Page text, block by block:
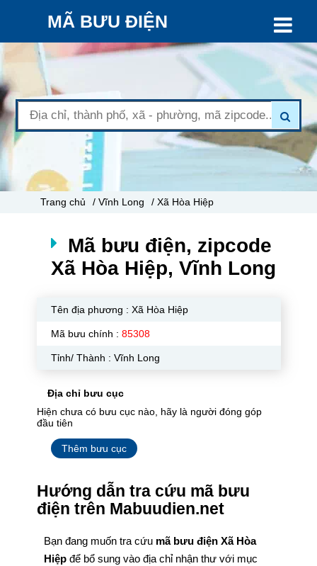
MÃ BƯU ĐIỆN
Trang chủ / Vĩnh Long / Xã Hòa Hiệp
Mã bưu điện, zipcode
Xã Hòa Hiệp, Vĩnh Long
Tên địa phương : Xã Hòa Hiệp
Mã bưu chính : 85308
Tỉnh/ Thành : Vĩnh Long
Địa chỉ bưu cục
Hiện chưa có bưu cục nào, hãy là người đóng góp
đầu tiên
Thêm bưu cục
Hướng dẫn tra cứu mã bưu
điện trên Mabuudien.net
Bạn đang muốn tra cứu mã bưu điện Xã Hòa
Hiệp để bổ sung vào địa chỉ nhận thư với mục